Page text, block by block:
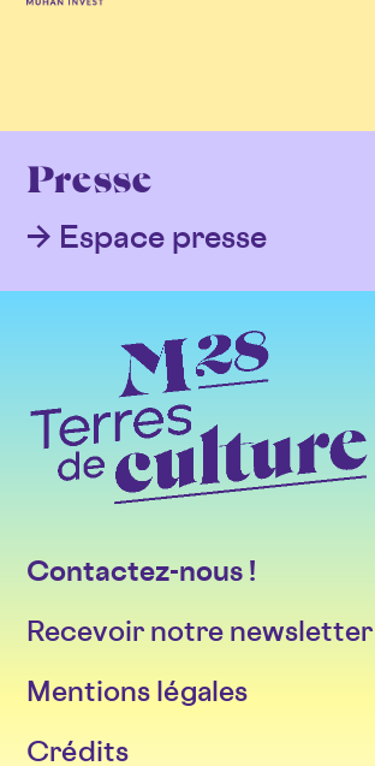
Presse
Espace presse
Contactez-nous !
Recevoir notre newsletter
Mentions légales
Crédits